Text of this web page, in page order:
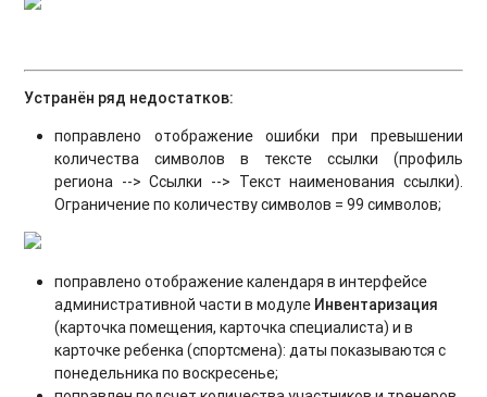
Устранён ряд недостатков:
поправлено отображение ошибки при превышении
количества символов в тексте ссылки (профиль
региона --> Ссылки --> Текст наименования ссылки).
Ограничение по количеству символов = 99 символов;
поправлено отображение календаря в интерфейсе
административной части в модуле Инвентаризация
(карточка помещения, карточка специалиста) и в
карточке ребенка (спортсмена): даты показываются с
понедельника по воскресенье;